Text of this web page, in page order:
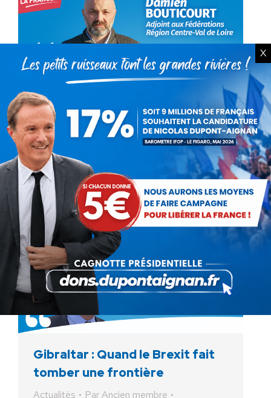
Repas végétarien sous
prétexte de protocole sanitaire
Actualités Par
Damien Bouticourt
22 février 2021
Dans un courriel daté du 15 février adressé
aux élus d’arrondissement de Lyon et faisant
le point sur les mesures sanitaires dans les
écoles, l’adjointe chargée de l’Éducation,
Stéphanie Léger…
Gibraltar : Quand le Brexit fait
tomber une frontière
Actualités ParAncien membre
X